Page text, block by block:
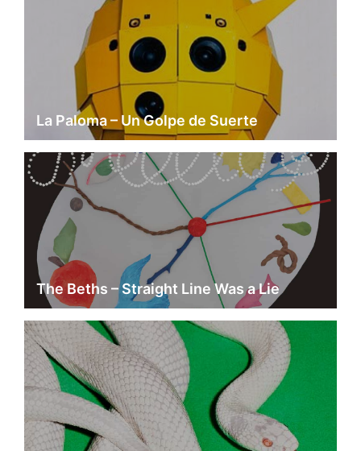
La Paloma – Un Golpe de Suerte
The Beths – Straight Line Was a Lie